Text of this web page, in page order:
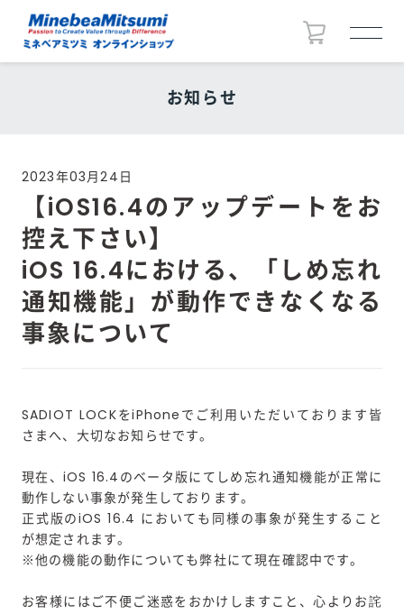
お知らせ
2023年03月24日
【iOS16.4のアップデートをお
控え下さい】
iOS 16.4における、「しめ忘れ
通知機能」が動作できなくなる
事象について
SADIOT LOCKをiPhoneでご利用いただいております皆
さまへ、大切なお知らせです。
現在、iOS 16.4のベータ版にてしめ忘れ通知機能が正常に
動作しない事象が発生しております。
正式版のiOS 16.4 においても同様の事象が発生すること
が想定されます。
※他の機能の動作についても弊社にて現在確認中です。
お客様にはご不便ご迷惑をおかけしますこと、心よりお詫